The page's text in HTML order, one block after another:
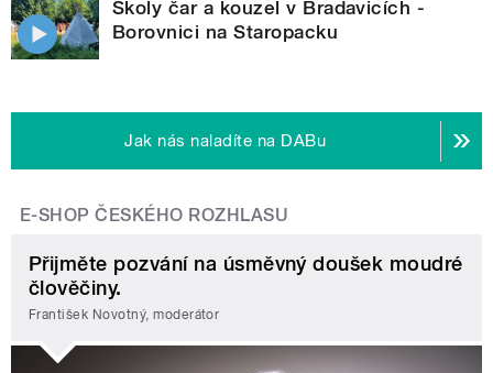
Školy čar a kouzel v Bradavicích -
Borovnici na Staropacku
Jak nás naladíte na DABu
E-SHOP ČESKÉHO ROZHLASU
Přijměte pozvání na úsměvný doušek moudré
člověčiny.
František Novotný, moderátor